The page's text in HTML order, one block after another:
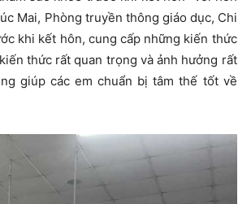
Mai, Phòng truyền thông giáo dục, Chi
khi kết hôn, cung cấp những kiến thức
thức rất quan trọng và ảnh hưởng rất
giúp các em chuẩn bị tâm thế tốt về